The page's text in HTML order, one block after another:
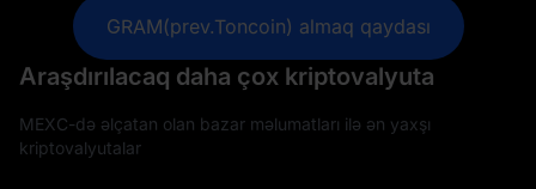
GRAM(prev.Toncoin) almaq qaydası
Araşdırılacaq daha çox kriptovalyuta
MEXC-də əlçatan olan bazar məlumatları ilə ən yaxşı
kriptovalyutalar